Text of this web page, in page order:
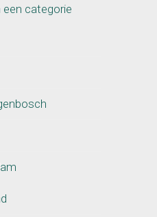
een categorie